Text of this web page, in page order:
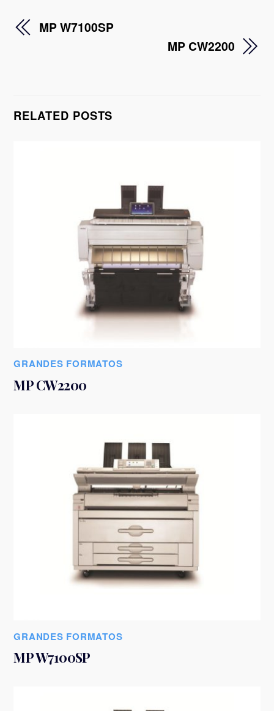
MP W7100SP
MP CW2200
RELATED POSTS
GRANDES FORMATOS
MP CW2200
GRANDES FORMATOS
MP W7100SP